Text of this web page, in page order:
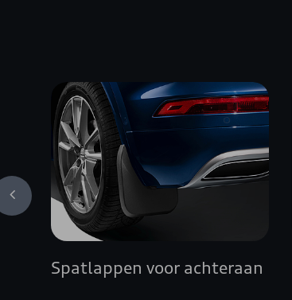
Spatlappen voor achteraan